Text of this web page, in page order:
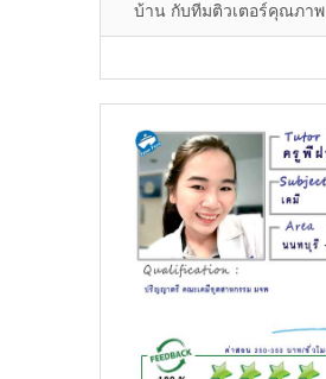
บ้าน กับทีมติวเตอร์คุณภาพ